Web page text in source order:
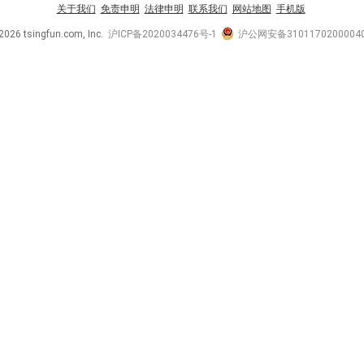
关于我们 免责申明 法律申明 联系我们 网站地图 手机版
tsingfun.com, Inc. 沪ICP备2020034476号-1 沪公网安备